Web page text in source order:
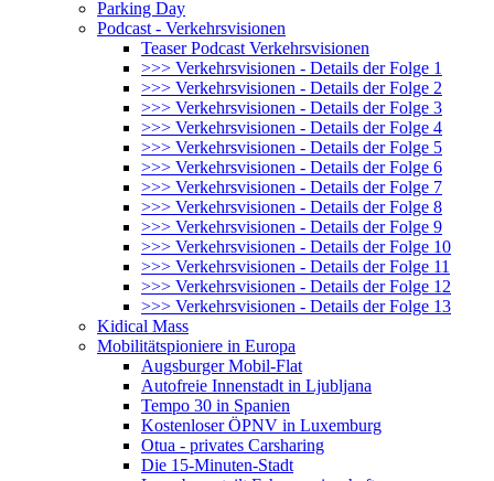
Parking Day
Podcast - Verkehrsvisionen
Teaser Podcast Verkehrsvisionen
>>> Verkehrsvisionen - Details der Folge 1
>>> Verkehrsvisionen - Details der Folge 2
>>> Verkehrsvisionen - Details der Folge 3
>>> Verkehrsvisionen - Details der Folge 4
>>> Verkehrsvisionen - Details der Folge 5
>>> Verkehrsvisionen - Details der Folge 6
>>> Verkehrsvisionen - Details der Folge 7
>>> Verkehrsvisionen - Details der Folge 8
>>> Verkehrsvisionen - Details der Folge 9
>>> Verkehrsvisionen - Details der Folge 10
>>> Verkehrsvisionen - Details der Folge 11
>>> Verkehrsvisionen - Details der Folge 12
>>> Verkehrsvisionen - Details der Folge 13
Kidical Mass
Mobilitätspioniere in Europa
Augsburger Mobil-Flat
Autofreie Innenstadt in Ljubljana
Tempo 30 in Spanien
Kostenloser ÖPNV in Luxemburg
Otua - privates Carsharing
Die 15-Minuten-Stadt